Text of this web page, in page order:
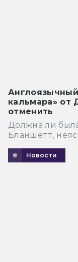
кальмара» от
отменить
Должна ли
Бланшетт,
Новости